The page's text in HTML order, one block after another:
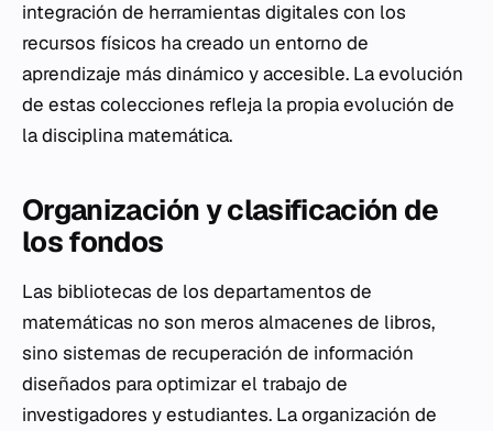
integración de herramientas digitales con los
recursos físicos ha creado un entorno de
aprendizaje más dinámico y accesible. La evolución
de estas colecciones refleja la propia evolución de
la disciplina matemática.
Organización y clasificación de
los fondos
Las bibliotecas de los departamentos de
matemáticas no son meros almacenes de libros,
sino sistemas de recuperación de información
diseñados para optimizar el trabajo de
investigadores y estudiantes. La organización de